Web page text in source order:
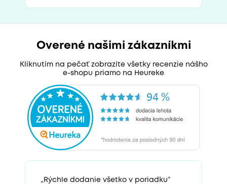
Overené našimi zákazníkmi
Kliknutím na pečať zobrazíte všetky recenzie nášho
e-shopu priamo na Heureke
„Rýchle dodanie všetko v poriadku“